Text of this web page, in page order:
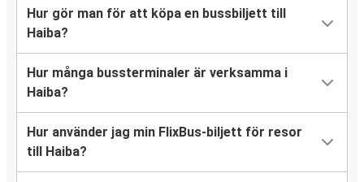
Hur gör man för att köpa en bussbiljett till
Haiba?
Hur många bussterminaler är verksamma i
Haiba?
Hur använder jag min FlixBus-biljett för resor
till Haiba?